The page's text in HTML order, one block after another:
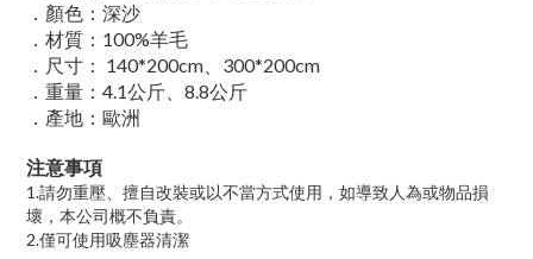
．顏色：深沙
．材質：100%羊毛
．尺寸： 140*200cm、300*200cm
．重量：4.1公斤、8.8公斤
．產地：歐洲
注意事項
1.請勿重壓、擅自改裝或以不當方式使用，如導致人為或物品損
壞，本公司概不負責。
2.僅可使用吸塵器清潔